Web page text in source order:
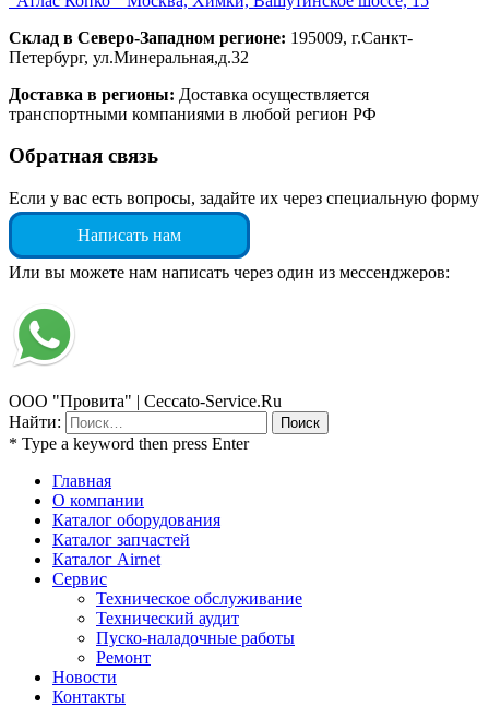
Склад в Северо-Западном регионе: 195009, г.Санкт-
Петербург, ул.Минеральная,д.32
Доставка в регионы: Доставка осуществляется
транспортными компаниями в любой регион РФ
Обратная связь
Если у вас есть вопросы, задайте их через специальную форму
Написать нам
Или вы можете нам написать через один из мессенджеров:
ООО "Провита" | Ceccato-Service.Ru
Найти:
* Type a keyword then press Enter
Главная
О компании
Каталог оборудования
Каталог запчастей
Каталог Airnet
Сервис
Техническое обслуживание
Технический аудит
Пуско-наладочные работы
Ремонт
Новости
Контакты